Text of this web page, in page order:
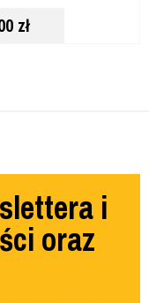
zł
i
oraz